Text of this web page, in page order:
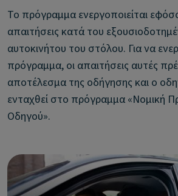
Το πρόγραμμα ενεργοποιείται
απαιτήσεις κατά του
αυτοκινήτου του στόλου. Για να
πρόγραμμα, οι απαιτήσεις αυτές
αποτέλεσμα της οδήγησης και ο
ενταχθεί στο πρόγραμμα «Νομική
Οδηγού».